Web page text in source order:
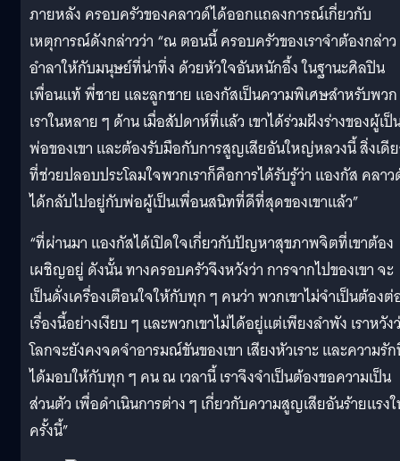
ภายหลัง ครอบครัวของคลาวด์ได้ออกแถลงการณ์เกี่ยวกับ
เหตุการณ์ดังกล่าวว่า “ณ ตอนนี้ ครอบครัวของเราจำต้องกล่าว
อำลาให้กับมนุษย์ที่น่าทึ่ง ด้วยหัวใจอันหนักอื้ง ในฐานะศิลปิน
เพื่อนแท้ พี่ชาย และลูกชาย แองกัสเป็นความพิเศษสำหรับพวก
เราในหลาย ๆ ด้าน เมื่อสัปดาห์ที่แล้ว เขาได้ร่วมฝังร่างของผู้เป็
พ่อของเขา และต้องรับมือกับการสูญเสียอันใหญ่หลวงนี้ สิ่งเดี
ที่ช่วยปลอบประโลมใจพวกเราก็คือการได้รับรู้ว่า แองกัส คลา
ได้กลับไปอยู่กับพ่อผู้เป็นเพื่อนสนิทที่ดีที่สุดของเขาแล้ว”
“ที่ผ่านมา แองกัสได้เปิดใจเกี่ยวกับปัญหาสุขภาพจิตที่เขาต้อง
เผชิญอยู่ ดังนั้น ทางครอบครัวจึงหวังว่า การจากไปของเขา จะ
เป็นดั่งเครื่องเตือนใจให้กับทุก ๆ คนว่า พวกเขาไม่จำเป็นต้อง
เรื่องนี้อย่างเงียบ ๆ และพวกเขาไม่ได้อยู่แต่เพียงลำพัง เราหวัง
โลกจะยังคงจดจำอารมณ์ขันของเขา เสียงหัวเราะ และความรั
ได้มอบให้กับทุก ๆ คน ณ เวลานี้ เราจึงจำเป็นต้องขอความเป็น
ส่วนตัว เพื่อดำเนินการต่าง ๆ เกี่ยวกับความสูญเสียอันร้ายแรง
ครั้งนี้”